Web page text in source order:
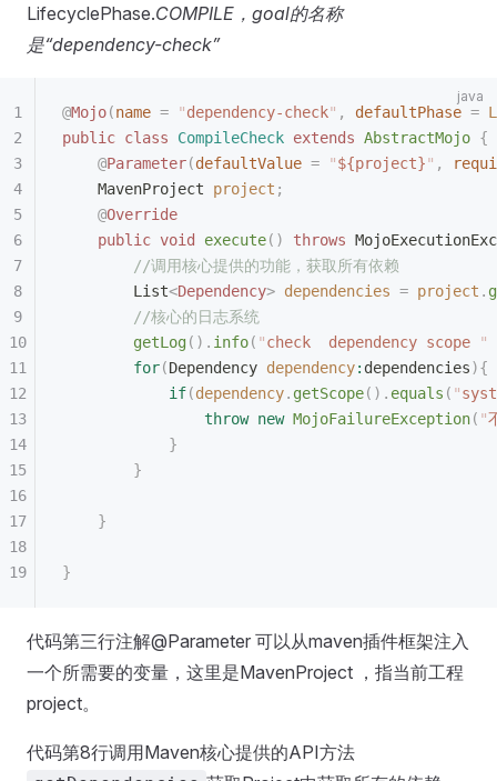
LifecyclePhase.COMPILE，goal的名称
是“dependency-check”
@Mojo(name = "dependency-check" , defaultPhase =
public class CompileCheck extends AbstractMojo {
    @
Parameter(defaultValue = "${project}" ,
    MavenProject
project ;
    @
Override
    public
void execute() throws
        //调用核心提供的功能，获取所有依赖
        List
<Dependency> dependencies = project .
        //核心的日志系统
        getLog
(). info( "check  dependency scope "
        for
(Dependency dependency: dependencies){
            if
(dependency. getScope(). equals ( "
                throw
new MojoFailureException( "
            }
        }
    }
}
代码第三行注解@Parameter 可以从maven插件框架注入
一个所需要的变量，这里是MavenProject ，指当前工程
project。
代码第8行调用Maven核心提供的API方法